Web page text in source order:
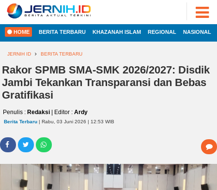
HOME
INTERNASIONAL
EKOBIS
ADVERTORIAL
FOTO
VIDEO
PESONA
JAMBI
PESONA
INDONESIA
DUNIA
HEALTH
PROPERTY
LIFESTYLE
2022
JERNIH.ID
•
Developed
HOME BERITA TERBARU KHAZANAH ISLAM REGIONAL NASIONAL
JERNIH ID BERITA TERBARU
Rakor SPMB SMA-SMK 2026/2027: Disdik
Jambi Tekankan Transparansi dan Bebas
Gratifikasi
Penulis : Redaksi | Editor : Ardy
Berita Terbaru | Rabu, 03 Juni 2026 | 12:53 WIB